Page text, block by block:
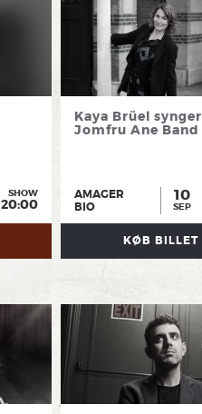
SHOW
20:00
Kaya Brüel synger
Jomfru Ane Band
AMAGER
BIO
10
SEP
KØB BILLET